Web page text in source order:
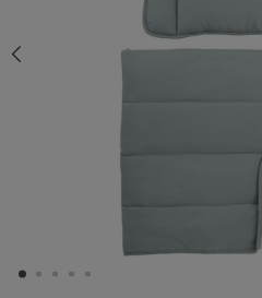
Livraison rapide
En stock | Livraison
ouvrés)
Paiement sécurisé et